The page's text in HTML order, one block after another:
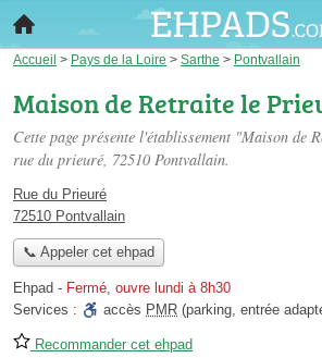
Accueil > Pays de la Loire > Sarthe > Pontvallain
Maison de Retraite le
Cette page présente l'établissement "Maison de
rue du prieuré, 72510 Pontvallain.
Rue du Prieuré
72510 Pontvallain
📞 Appeler cet ehpad
Ehpad - Fermé, ouvre lundi à 8h30
Services :
accès PMR (parking, entrée
Recommander cet ehpad